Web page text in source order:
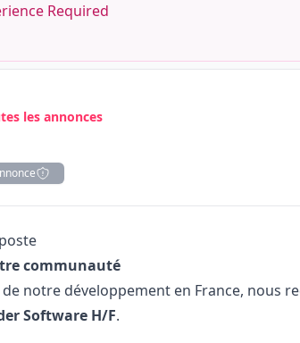
Required
les annonces
communauté
de notre développement en France, nous
Software H/F.